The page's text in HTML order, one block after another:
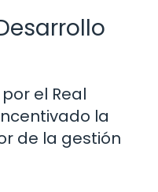
el Real
la
de la gestión